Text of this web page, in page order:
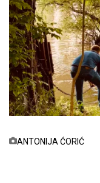
ANTONIJA ĆORIĆ